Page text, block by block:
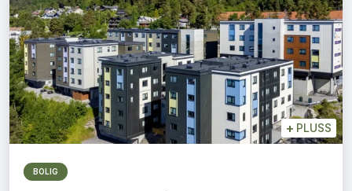
+ PLUSS
BOLIG